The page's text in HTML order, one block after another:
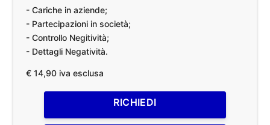
- Cariche in aziende;
- Partecipazioni in società;
- Controllo Negitività;
- Dettagli Negatività.
€ 14,90 iva esclusa
RICHIEDI